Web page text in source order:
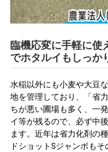
臨機応変に手軽に使
でホタルイもしっか
水稲以外にも小麦や大豆
地を管理しており、「省
ちが悪い圃場も多く、一
イ等が残るので、必ず中
ます。近年は省力化剤の
ドショットSジャンボも